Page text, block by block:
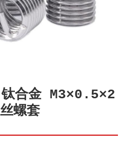
合金 M3×0.5×2
螺套